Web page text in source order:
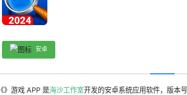
安卓
《》游戏 APP 是海沙工作室开发的安卓系统应用软件，版本